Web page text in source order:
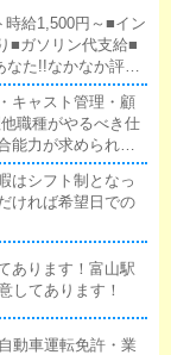
給1,500円～■イン
■ガソリン代支給■
た!!なかなか評価
いいけど、正社員
はできる方には給
も1500円の高時給
キャスト管理・顧
職種がやるべき仕
能力が求められま
はシフト制となっ
ければ希望日での
あります！富山駅
してあります！
動車運転免許・業